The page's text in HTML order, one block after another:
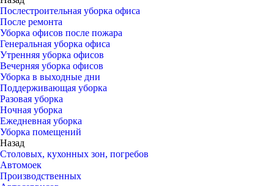
Послестроительная уборка офиса
После ремонта
Уборка офисов после пожара
Генеральная уборка офиса
Утренняя уборка офисов
Вечерняя уборка офисов
Уборка в выходные дни
Поддерживающая уборка
Разовая уборка
Ночная уборка
Ежедневная уборка
Уборка помещений
Назад
Столовых, кухонных зон, погребов
Автомоек
Производственных